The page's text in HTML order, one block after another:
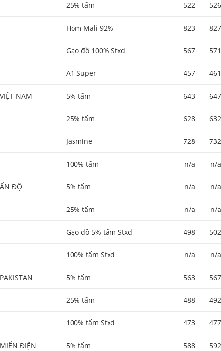
25% tấm 522 526
Hom Mali 92% 823 827
Gạo đồ 100% Stxd 567 571
A1 Super 457 461
VIỆT NAM 5% tấm 643 647
25% tấm 628 632
Jasmine 728 732
100% tấm n/a n/a
ẤN ĐỘ 5% tấm n/a n/a
25% tấm n/a n/a
Gạo đồ 5% tấm Stxd 498 502
100% tấm Stxd n/a n/a
PAKISTAN 5% tấm 563 567
25% tấm 488 492
100% tấm Stxd 473 477
MIẾN ĐIỆN 5% tấm 588 592